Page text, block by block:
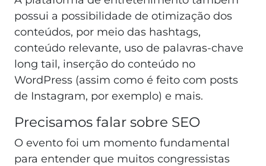
possui a possibilidade de otimização dos
conteúdos, por meio das hashtags,
conteúdo relevante, uso de palavras-chave
long tail, inserção do conteúdo no
WordPress (assim como é feito com posts
de Instagram, por exemplo) e mais.
Precisamos falar sobre SEO
O evento foi um momento fundamental
para entender que muitos congressistas